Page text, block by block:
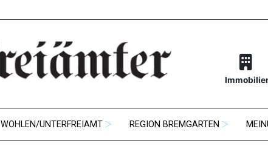
WOHLEN/UNTERFREIAMT REGION BREMGARTEN